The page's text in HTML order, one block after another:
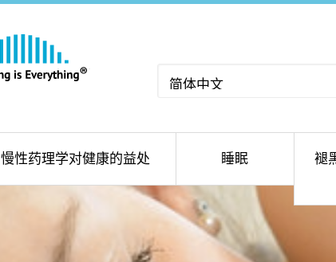
言
慢性药理学对健康的益处 睡眠
褪